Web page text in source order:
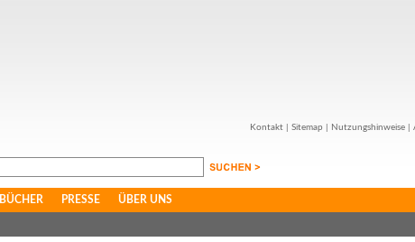
Kontakt Sitemap Nutzungshinweise
BÜCHER PRESSE ÜBER UNS